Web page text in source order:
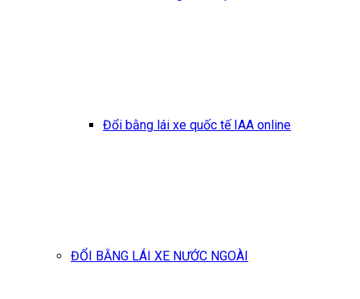
Đổi bằng lái xe quốc tế IAA online
ĐỔI BẰNG LÁI XE NƯỚC NGOÀI